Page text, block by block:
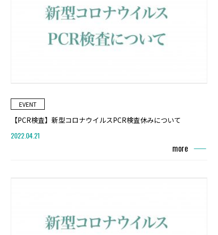
EVENT
【PCR検査】新型コロナウイルスPCR検査休みについて
2022.04.21
more